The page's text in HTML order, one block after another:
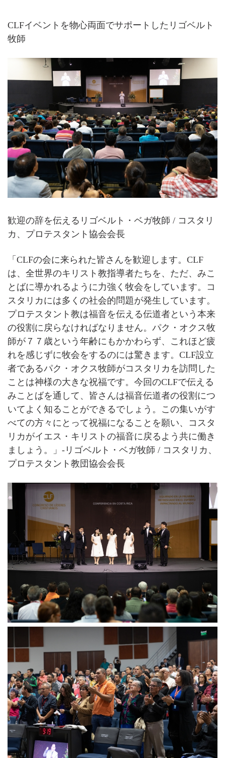
CLFイベントを物心両面でサポートしたリゴベルト
牧師
歓迎の辞を伝えるリゴベルト・ベガ牧師 / コスタリ
カ、プロテスタント協会会長
「CLFの会に来られた皆さんを歓迎します。CLF
は、全世界のキリスト教指導者たちを、ただ、みこ
とばに導かれるように力強く牧会をしています。コ
スタリカには多くの社会的問題が発生しています。
プロテスタント教は福音を伝える伝道者という本来
の役割に戻らなければなりません。パク・オクス牧
師が７７歳という年齢にもかかわらず、これほど疲
れを感じずに牧会をするのには驚きます。CLF設立
者であるパク・オクス牧師がコスタリカを訪問した
ことは神様の大きな祝福です。今回のCLFで伝える
みことばを通して、皆さんは福音伝道者の役割につ
いてよく知ることができるでしょう。この集いがす
べての方々にとって祝福になることを願い、コスタ
リカがイエス・キリストの福音に戻るよう共に働き
ましょう。」-リゴベルト・ベガ牧師 / コスタリカ、
プロテスタント教団協会会長